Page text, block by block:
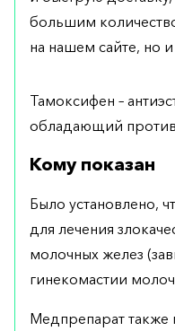
большим
на нашем сайте, но и
Тамоксифен –
обладающий
Кому показан
Было установлено,
для лечения
молочных желез
гинекомастии
Медпрепарат также